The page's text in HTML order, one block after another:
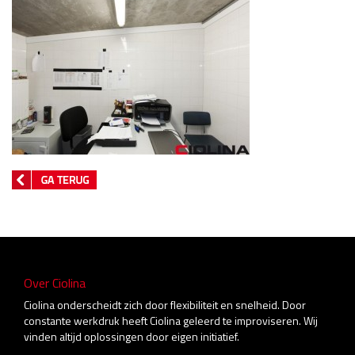
Over Ciolina
Ciolina onderscheidt zich door flexibiliteit en snelheid. Door
constante werkdruk heeft Ciolina geleerd te improviseren. Wij
vinden altijd oplossingen door eigen initiatief.